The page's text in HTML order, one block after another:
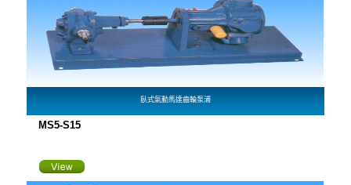
臥式氣動馬達齒輪泵浦
MS5-S15